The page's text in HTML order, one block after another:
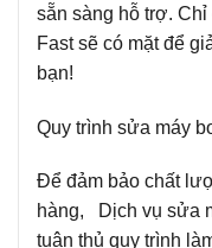
sẵn sàng hỗ trợ.
Fast sẽ có mặt để
bạn!
Quy trình sửa máy
Để đảm bảo chất
hàng, Dịch vụ sửa
tuân thủ quy trình